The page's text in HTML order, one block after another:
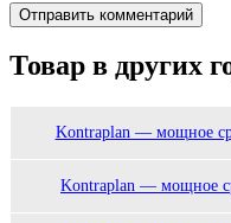
Товар в других
Kontraplan — мощное
Kontraplan — мощное